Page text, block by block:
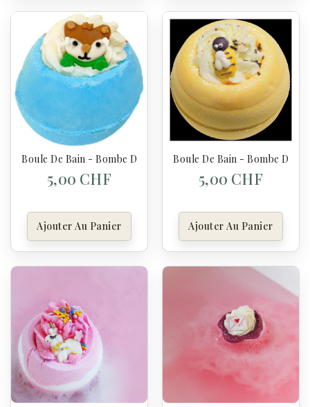
Boule De Bain - Bombe De Bain Foxy Loxy - Bomb Cosmetics
5,00 CHF
Ajouter Au Panier
Boule De Bain - Bombe De
5,00 CHF
Ajouter Au Panier